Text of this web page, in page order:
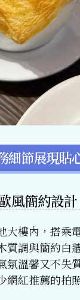
細節展現貼
風簡約設計
大樓內，搭乘
質調與簡約白
氛溫馨又不失
網紅推薦的拍